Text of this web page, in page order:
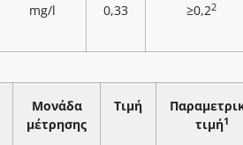
mg/l 0,33 ≥0,22
Μονάδα
μέτρησης
Τιμή
τιμή1